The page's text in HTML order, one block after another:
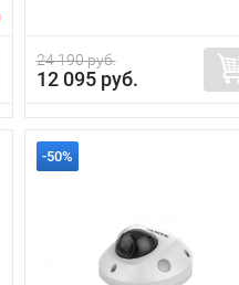
24 190 руб.
12 095 руб.
-50%